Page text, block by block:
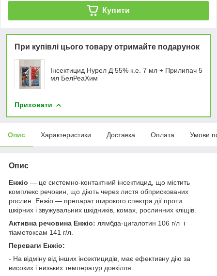
Купити
При купівлі цього товару отримайте подарунок
Інсектицид Нурел Д 55% к.е. 7 мл + Прилипач 5
мл БелРеаХим
Приховати
Опис Характеристики Доставка Оплата Умови
Опис
Енжіо — це системно-контактний інсектицид, що містить
комплекс речовин, що діють через листя обприскованих
рослин. Енжіо — препарат широкого спектра дії проти
шкірних і звужувальних шкідників, комах, рослинних кліщів.
Активна речовина Енжіо: лямбда-цигалотин 106 г/л і
тіаметоксам 141 г/л.
Переваги Енжіо:
- На відміну від інших інсектицидів, має ефективну дію за
високих і низьких температур довкілля.